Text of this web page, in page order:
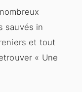
sauvés in
et tout
« Une